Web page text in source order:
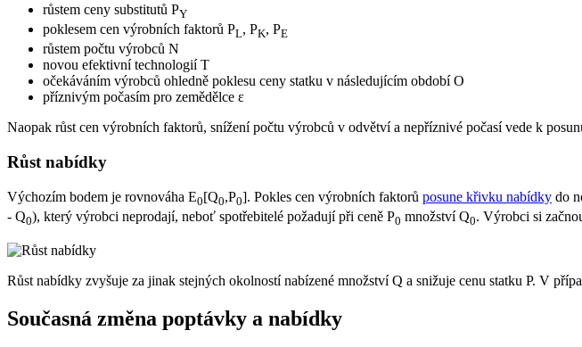
růstem ceny substitutů PY
poklesem cen výrobních faktorů PL, PK, PE
růstem počtu výrobců N
novou efektivní technologií T
očekáváním výrobců ohledně poklesu ceny statku v následujícím období O
příznivým počasím pro zemědělce ε
Naopak růst cen výrobních faktorů, snížení počtu výrobců v odvětví a nepříznivé počasí vede k
Růst nabídky
Výchozím bodem je rovnováha E0[Q0,P0]. Pokles cen výrobních faktorů posune křivku nabídky do
- Q0), který výrobci neprodají, neboť spotřebitelé požadují při ceně P0 množství Q0. Výrobci si
Růst nabídky zvyšuje za jinak stejných okolností nabízené množství Q a snižuje cenu statku P. V
Současná změna poptávky a nabídky